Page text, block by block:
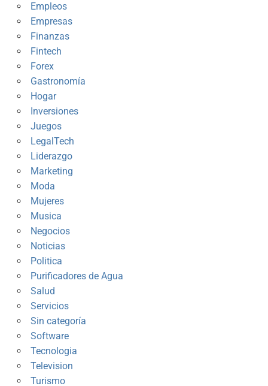
Empleos
Empresas
Finanzas
Fintech
Forex
Gastronomía
Hogar
Inversiones
Juegos
LegalTech
Liderazgo
Marketing
Moda
Mujeres
Musica
Negocios
Noticias
Politica
Purificadores de Agua
Salud
Servicios
Sin categoría
Software
Tecnologia
Television
Turismo